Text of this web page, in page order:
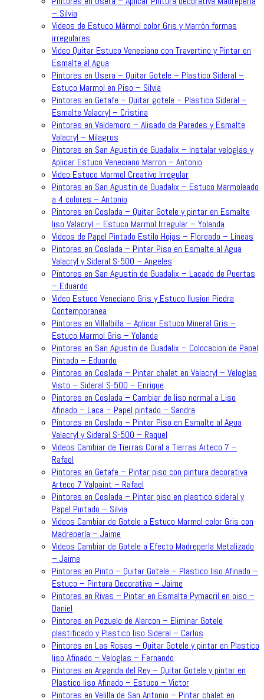
– Silvia
Videos de Estuco Mármol color Gris y Marrón formas
irregulares
Video Quitar Estuco Veneciano con Travertino y Pintar en
Esmalte al Agua
Pintores en Usera – Quitar Gotele – Plastico Sideral –
Estuco Marmol en Piso – Silvia
Pintores en Getafe – Quitar gotele – Plastico Sideral –
Esmalte Valacryl – Cristina
Pintores en Valdemoro – Alisado de Paredes y Esmalte
Valacryl – Milagros
Pintores en San Agustin de Guadalix – Instalar veloglas y
Aplicar Estuco Veneciano Marron – Antonio
Video Estuco Marmol Creativo Irregular
Pintores en San Agustin de Guadalix – Estuco Marmoleado
a 4 colores – Antonio
Pintores en Coslada – Quitar Gotele y pintar en Esmalte
liso Valacryl – Estuco Marmol Irregular – Yolanda
Videos de Papel Pintado Estilo Hojas – Floreado – Lineas
Pintores en Coslada – Pintar Piso en Esmalte al Agua
Valacryl y Sideral S-500 – Angeles
Pintores en San Agustin de Guadalix – Lacado de Puertas
– Eduardo
Video Estuco Veneciano Gris y Estuco Ilusion Piedra
Contemporanea
Pintores en Villalbilla – Aplicar Estuco Mineral Gris –
Estuco Marmol Gris – Yolanda
Pintores en San Agustin de Guadalix – Colocacion de Papel
Pintado – Eduardo
Pintores en Coslada – Pintar chalet en Valacryl – Veloglas
Visto – Sideral S-500 – Enrique
Pintores en Coslada – Cambiar de liso normal a Liso
Afinado – Laca – Papel pintado – Sandra
Pintores en Coslada – Pintar Piso en Esmalte al Agua
Valacryl y Sideral S-500 – Raquel
Videos Cambiar de Tierras Coral a Tierras Arteco 7 –
Rafael
Pintores en Getafe – Pintar piso con pintura decorativa
Arteco 7 Valpaint – Rafael
Pintores en Coslada – Pintar piso en plastico sideral y
Papel Pintado – Silvia
Videos Cambiar de Gotele a Estuco Marmol color Gris con
Madreperla – Jaime
Videos Cambiar de Gotele a Efecto Madreperla Metalizado
– Jaime
Pintores en Pinto – Quitar Gotele – Plastico liso Afinado –
Estuco – Pintura Decorativa – Jaime
Pintores en Rivas – Pintar en Esmalte Pymacril en piso –
Daniel
Pintores en Pozuelo de Alarcon – Eliminar Gotele
plastificado y Plastico liso Sideral – Carlos
Pintores en Las Rosas – Quitar Gotele y pintar en Plastico
liso Afinado – Veloglas – Fernando
Pintores en Arganda del Rey – Quitar Gotele y pintar en
Plastico liso Afinado – Estuco – Victor
Pintores en Velilla de San Antonio – Pintar chalet en